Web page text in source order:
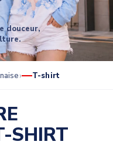
douceur,
T-shirt
SHIRT